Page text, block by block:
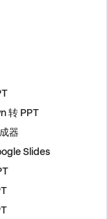
转 PPT
器
Slides